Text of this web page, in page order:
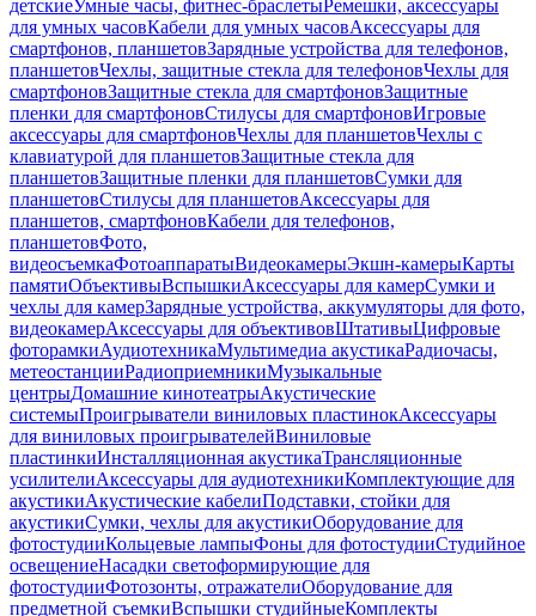
детскиеУмные часы, фитнес-браслетыРемешки, аксессуары
для умных часовКабели для умных часовАксессуары для
смартфонов, планшетовЗарядные устройства для телефонов,
планшетовЧехлы, защитные стекла для телефоновЧехлы для
смартфоновЗащитные стекла для смартфоновЗащитные
пленки для смартфоновСтилусы для смартфоновИгровые
аксессуары для смартфоновЧехлы для планшетовЧехлы с
клавиатурой для планшетовЗащитные стекла для
планшетовЗащитные пленки для планшетовСумки для
планшетовСтилусы для планшетовАксессуары для
планшетов, смартфоновКабели для телефонов,
планшетовФото,
видеосъемкаФотоаппаратыВидеокамерыЭкшн-камерыКарты
памятиОбъективыВспышкиАксессуары для камерСумки и
чехлы для камерЗарядные устройства, аккумуляторы для фото,
видеокамерАксессуары для объективовШтативыЦифровые
фоторамкиАудиотехникаМультимедиа акустикаРадиочасы,
метеостанцииРадиоприемникиМузыкальные
центрыДомашние кинотеатрыАкустические
системыПроигрыватели виниловых пластинокАксессуары
для виниловых проигрывателейВиниловые
пластинкиИнсталляционная акустикаТрансляционные
усилителиАксессуары для аудиотехникиКомплектующие для
акустикиАкустические кабелиПодставки, стойки для
акустикиСумки, чехлы для акустикиОборудование для
фотостудииКольцевые лампыФоны для фотостудииСтудийное
освещениеНасадки светоформирующие для
фотостудииФотозонты, отражателиОборудование для
предметной съемкиВспышки студийныеКомплекты